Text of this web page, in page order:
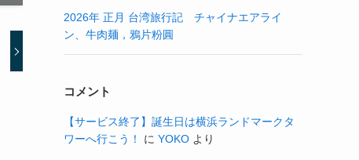
2026年 正月 台湾旅行記 チャイナエアライ
ン、牛肉麺，鴉片粉圓
コメント
【サービス終了】誕生日は横浜ランドマークタ
ワーへ行こう！
に YOKO より